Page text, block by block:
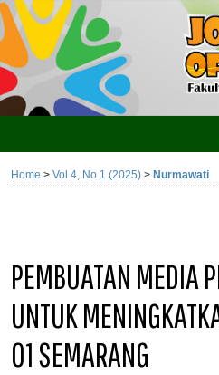
Home > Vol 4, No 1 (2025) > Nurmawati
PEMBUATAN MEDIA
UNTUK
01 SEMARANG